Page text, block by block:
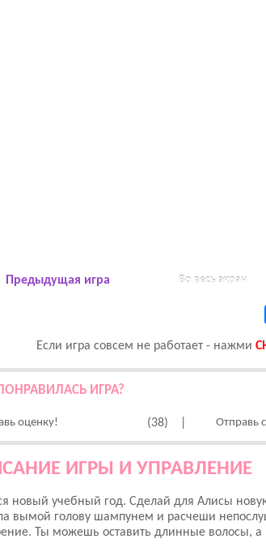
Предыдущая игра Во весь экран
Если игра совсем не работает - нажми
ИГРА?
оценку! (38) Отправь
ИГРЫ И УПРАВЛЕНИЕ
новый учебный год. Сделай для Алисы
вымой голову шампунем и расчеши
Ты можешь оставить длинные волосы,